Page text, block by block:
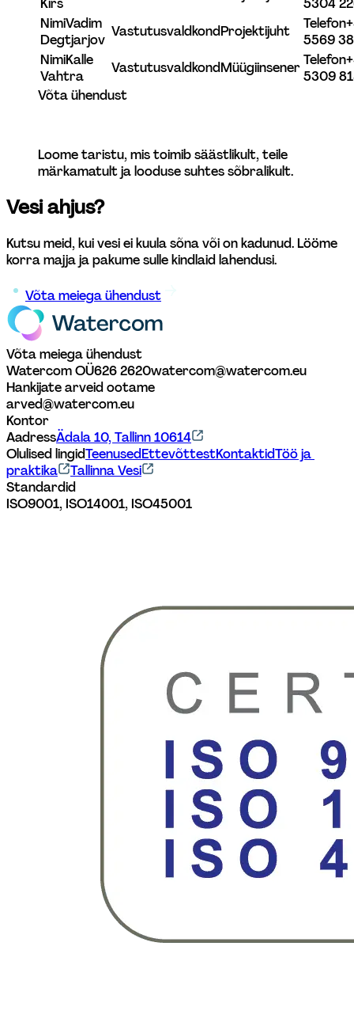
NimiVadim
Degtjarjov
VastutusvaldkondProjektijuht Telefon
5569
NimiKalle
Vahtra
VastutusvaldkondMüügiinsenerTelefon
5309
Võta ühendust
Loome taristu, mis toimib säästlikult, teile
märkamatult ja looduse suhtes sõbralikult.
Vesi ahjus?
Kutsu meid, kui vesi ei kuula sõna või on kadunud. Lööme
korra majja ja pakume sulle kindlaid lahendusi.
Võta meiega ühendust
Võta meiega ühendust
Watercom OÜ626 2620watercom@watercom.eu
Hankijate arveid ootame
arved@watercom.eu
Kontor
AadressÄdala 10, Tallinn 10614
Olulised lingidTeenusedEttevõttestKontaktidTöö ja
praktika
Tallinna Vesi
Standardid
ISO9001, ISO14001, ISO45001